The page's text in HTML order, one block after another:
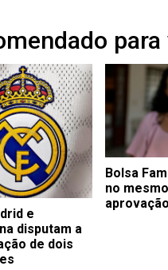
para
e
disputam a
de dois
Bolsa
no